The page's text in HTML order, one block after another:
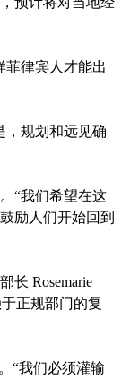
菲律宾人才能出
，规划和远见确
“我们希望在这
励人们开始回到
长 Rosemarie
正规部门的复
“我们必须灌输